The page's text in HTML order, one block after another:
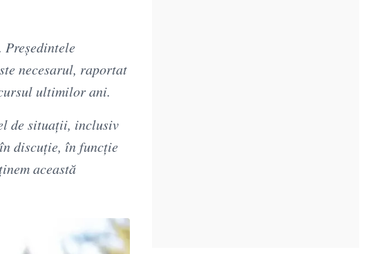
necesarul, raportat
ultimilor ani.
de situații, inclusiv
discuție, în funcție
această